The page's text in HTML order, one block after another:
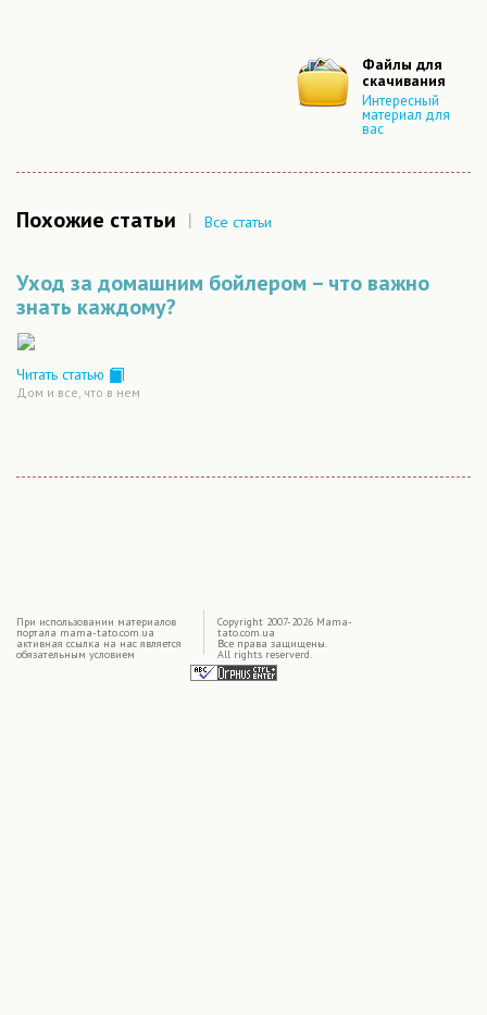
Файлы для
скачивания
Интересный
материал для
вас
Похожие статьи | Все статьи
Уход за домашним бойлером – что важно
знать каждому?
Читать статью
Дом и все, что в нем
При использовании материалов
портала mama-tato.com.ua
активная ссылка на нас является
обязательным условием
Copyright 2007-2026 Mama-
tato.com.ua
Все права защищены.
All rights reserverd.